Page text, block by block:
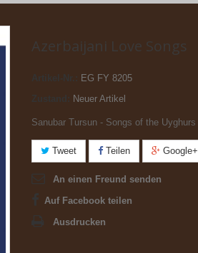
Azerbaijani Love Songs
Artikel-Nr.:
EG FY 8205
Zustand:
Neuer Artikel
Sanubar Tursun - Songs of the Uyghurs
Tweet Teilen Google+
An einen Freund senden
Auf Facebook teilen
Ausdrucken